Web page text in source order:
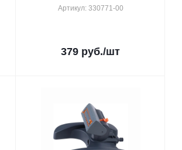
Артикул: 330771-00
379 руб./шт